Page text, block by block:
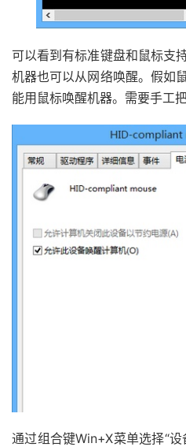
可以看到有标准键盘和鼠标支
机器也可以从网络唤醒。假如
能用鼠标唤醒机器。需要手工
通过组合键Win+X菜单选择“